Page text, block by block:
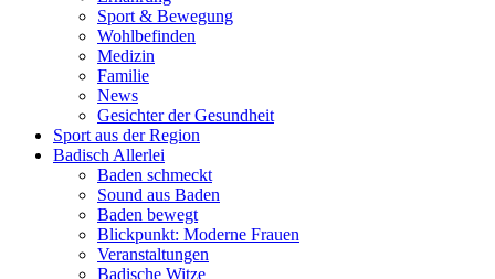
Sport & Bewegung
Wohlbefinden
Medizin
Familie
News
Gesichter der Gesundheit
Sport aus der Region
Badisch Allerlei
Baden schmeckt
Sound aus Baden
Baden bewegt
Blickpunkt: Moderne Frauen
Veranstaltungen
Badische Witze